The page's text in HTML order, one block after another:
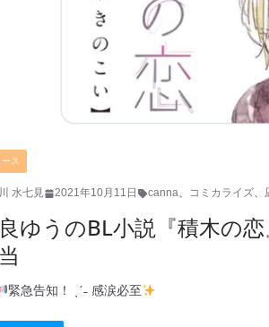
ース
水七見 2021年10月11日 canna、 コミカライズ、
ゆうのBL小説『積木の
緊急告知！ ˎˊ˗ 感涙必至